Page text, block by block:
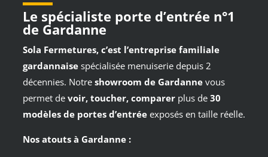
Le spécialiste porte d’entrée n°1
de Gardanne
Sola Fermetures, c’est l’entreprise familiale
gardannaise spécialisée menuiserie depuis 2
décennies. Notre showroom de Gardanne vous
permet de voir, toucher, comparer plus de 30
modèles de portes d’entrée exposés en taille réelle.
Nos atouts à Gardanne :